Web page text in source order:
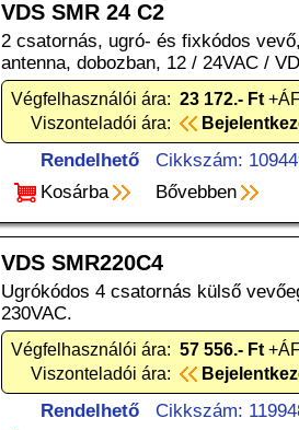
VDS SMR 24 C2
2 csatornás, ugró- és fixkódos
antenna, dobozban, 12 / 24VAC /
Végfelhasználói ára: 23 172.- Ft
Viszonteladói ára:
Rendelhető
Cikkszám:
Kosárba
Bővebben
VDS SMR220C4
Ugrókódos 4 csatornás külső
230VAC.
Végfelhasználói ára: 57 556.- Ft
Viszonteladói ára:
Rendelhető
Cikkszám: